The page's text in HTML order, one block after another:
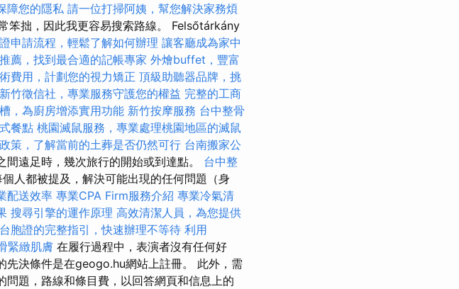
障您的隱私 請一位打掃阿姨，幫您解決家務煩
笨拙，因此我更容易搜索路線。 Felsőtárkány
申請流程，輕鬆了解如何辦理 讓客廳成為家中
薦，找到最合適的記帳專家 外燴buffet，豐富
費用，計劃您的視力矯正 頂級助聽器品牌，挑
新竹徵信社，專業服務守護您的權益 完整的工商
，為廚房增添實用功能 新竹按摩服務 台中整骨
餐點 桃園滅鼠服務，專業處理桃園地區的滅鼠
策，了解當前的土葬是否仍然可行 台南搬家公
間遠足時，幾次旅行的開始或到達點。 台中整
人都被提及，解決可能出現的任何問題（身
配送效率 專業CPA Firm服務介紹 專業冷氣清
搜尋引擎的運作原理 高效清潔人員，為您提供
胞證的完整指引，快速辦理不等待 利用
緊緻肌膚 在履行過程中，表演者沒有任何好
先決條件是在geogo.hu網站上註冊。 此外，需
題，路線和條目費，以回答網頁和信息上的